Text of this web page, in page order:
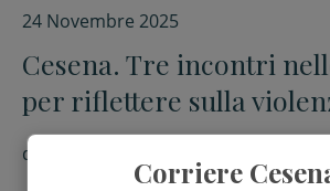
24 Novembre 2025
Cesena. Tre incontri
per riflettere sulla
genere
di
Corriere